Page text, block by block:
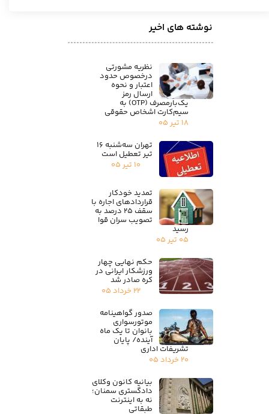
نوشته های اخیر
نظریه مشورتی
درخصوص حدود
اعتبار و نحوه
ارسال رمز
یک‌بارمصرف (OTP) به
سیم‌کارت اشخاص حقوقی
۱۸ تیر ۰۵
تهران سه‌شنبه ۱۶
تیر تعطیل است
۱۰ تیر ۰۵
تمدید خودکار
قراردادهای اجاره با
سقف ۲۵ درصد به
تصویب سران قوا
رسید
۰۵ تیر ۰۵
حکم نهایی چهار
ورزشکار ایرانی در
کره صادر شد
۲۲ خرداد ۰۵
صدور گواهینامه
موتورسواری
بانوان تا یک ماه
آینده/ پایان
تشریفات اداری
۲۰ خرداد ۰۵
بیانیه کانون وکلای
دادگستری سمنان؛
نه به اینترنت
طبقاتی